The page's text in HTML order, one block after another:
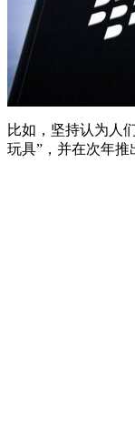
比如，坚持认为人
玩具”，并在次年